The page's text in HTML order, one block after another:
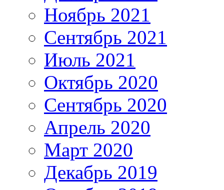
Ноябрь 2021
Сентябрь 2021
Июль 2021
Октябрь 2020
Сентябрь 2020
Апрель 2020
Март 2020
Декабрь 2019